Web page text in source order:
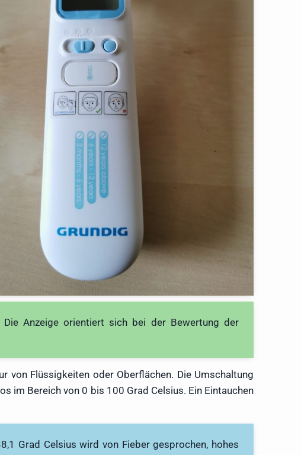
Anzeige orientiert sich bei der Bewertung der
von Flüssigkeiten oder Oberflächen. Die Umschaltung
im Bereich von 0 bis 100 Grad Celsius. Ein Eintauchen
Grad Celsius wird von Fieber gesprochen, hohes